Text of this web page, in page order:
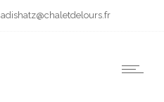
rf.sruoledtelahc@ztahsida